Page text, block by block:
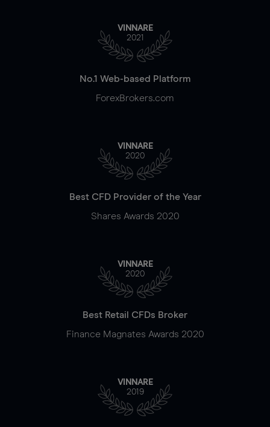
VINNARE
2021
No.1 Web-based Platform
ForexBrokers.com
VINNARE
2020
Best CFD Provider of the Year
Shares Awards 2020
VINNARE
2020
Best Retail CFDs Broker
Finance Magnates Awards 2020
VINNARE
2019